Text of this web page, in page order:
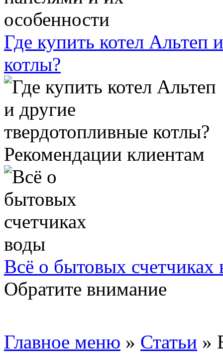
Где купить котел Альтеп
котлы?
Рекомендации клиентам
Всё о бытовых счетчиках
Обратите внимание
Главное меню » Статьи »